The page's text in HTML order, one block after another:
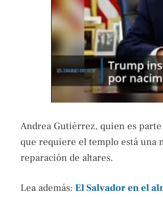
Andrea Gutiérrez, quien es
que requiere el templo está una
reparación de altares.
Lea además: El Salvador en el